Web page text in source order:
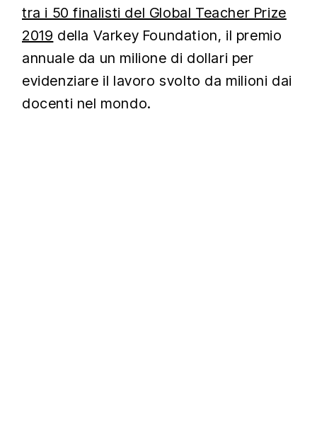
tra i 50 finalisti del Global Teacher Prize
2019 della Varkey Foundation, il premio
annuale da un milione di dollari per
evidenziare il lavoro svolto da milioni dai
docenti nel mondo.